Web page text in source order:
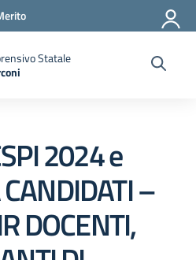
Statale
2024 e
–
DOCENTI,